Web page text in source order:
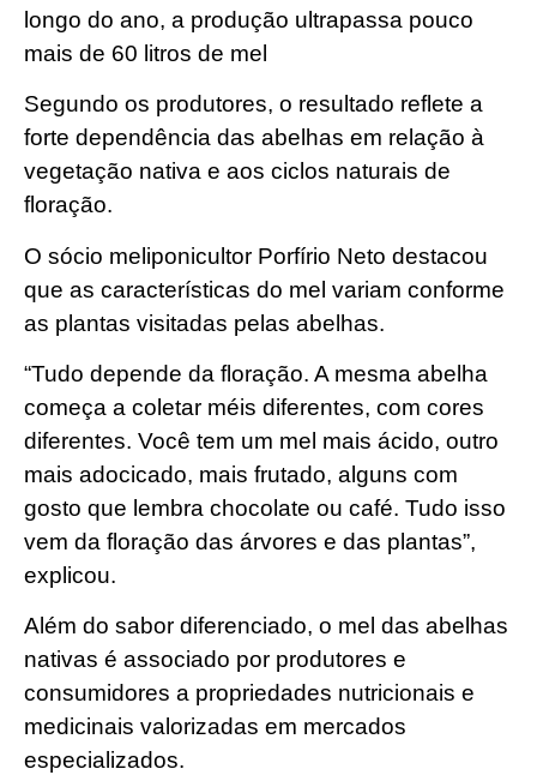
longo do ano, a produção ultrapassa pouco
mais de 60 litros de mel
Segundo os produtores, o resultado reflete a
forte dependência das abelhas em relação à
vegetação nativa e aos ciclos naturais de
floração.
O sócio meliponicultor Porfírio Neto destacou
que as características do mel variam conforme
as plantas visitadas pelas abelhas.
“Tudo depende da floração. A mesma abelha
começa a coletar méis diferentes, com cores
diferentes. Você tem um mel mais ácido, outro
mais adocicado, mais frutado, alguns com
gosto que lembra chocolate ou café. Tudo isso
vem da floração das árvores e das plantas”,
explicou.
Além do sabor diferenciado, o mel das abelhas
nativas é associado por produtores e
consumidores a propriedades nutricionais e
medicinais valorizadas em mercados
especializados.